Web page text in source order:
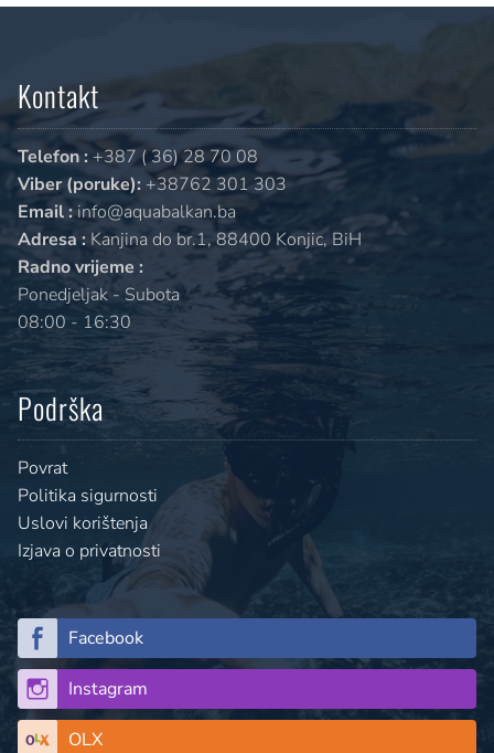
Kontakt
Telefon : +387 ( 36) 28 70 08
Viber (poruke): +38762 301 303
Email :info@aquabalkan.ba
Adresa : Kanjina do br.1, 88400 Konjic, BiH
Radno vrijeme :
Ponedjeljak - Subota
08:00 - 16:30
Podrška
Povrat
Politika sigurnosti
Uslovi korištenja
Izjava o privatnosti
Facebook
Instagram
OLX